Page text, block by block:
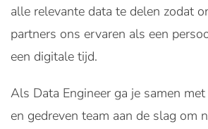
alle relevante data te delen zodat
partners ons ervaren als een
een digitale tijd.
Als Data Engineer ga je samen
en gedreven team aan de slag om